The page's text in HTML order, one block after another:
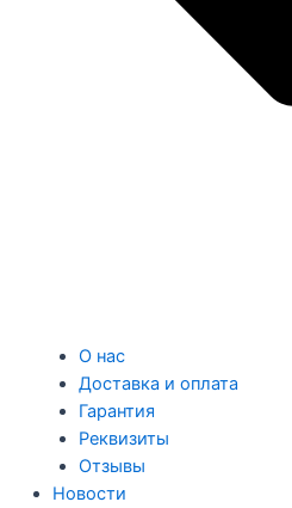
О нас
Доставка и оплата
Гарантия
Реквизиты
Отзывы
Новости